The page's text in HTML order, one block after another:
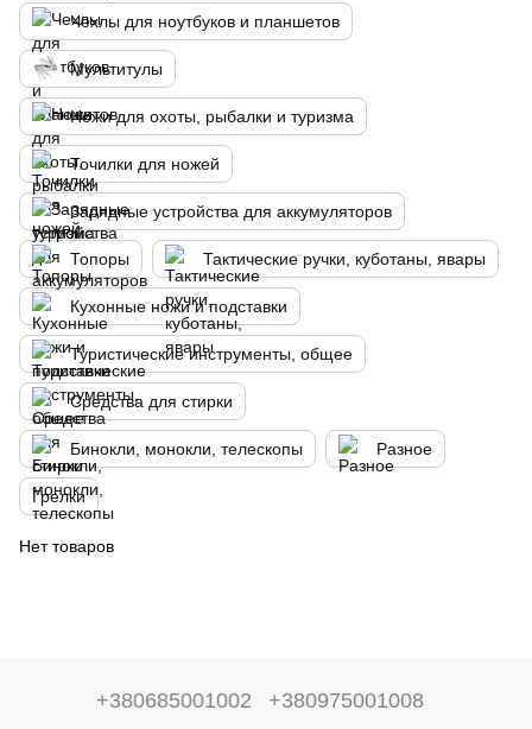
Чехлы для ноутбуков и планшетов
Мультитулы
Ножи для охоты, рыбалки и туризма
Точилки для ножей
Зарядные устройства для аккумуляторов
Топоры Тактические ручки, куботаны, явары
Кухонные ножи и подставки
Туристические инструменты, общее
Средства для стирки
Бинокли, монокли, телескопы Разное
Грелки
Нет товаров
+380685001002 +380975001008